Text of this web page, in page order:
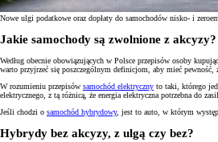
Od81 900 zł
Yaris Cross
HYBRID
Nowe ulgi podatkowe oraz dopłaty do samochodów nisko- i
Jakie samochody są zwolnione z akcyzy?
Według obecnie obowiązujących w Polsce przepisów osoby
warto przyjrzeć się poszczególnym definicjom, aby mieć
W rozumieniu przepisów samochód elektryczny to taki, którego
elektrycznego, z tą różnicą, że energia elektryczna potrzebna do
Jeśli chodzi o samochód hybrydowy, jest to auto, w którym
Hybrydy bez akcyzy, z ulgą czy bez?